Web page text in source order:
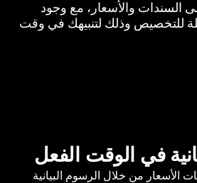
السندات والأسعار، مع وجود
للتخصيص وذلك لتنبيهك في وقت
في الوقت الفعل
الأسعار من خلال الرسوم البيانية